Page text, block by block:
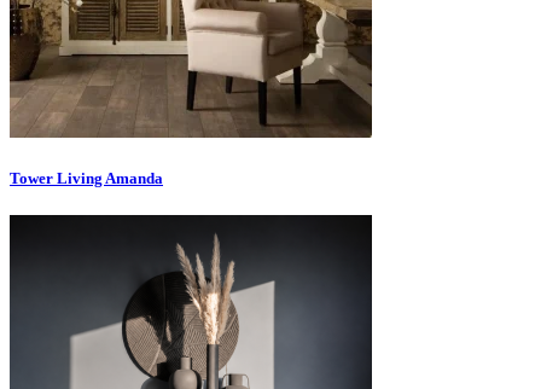
Tower Living Amanda